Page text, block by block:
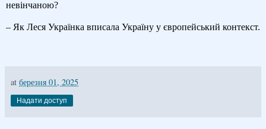
невінчаною?
– Як Леся Українка вписала Україну у європейський контекст.
at березня 01, 2025
Надати доступ